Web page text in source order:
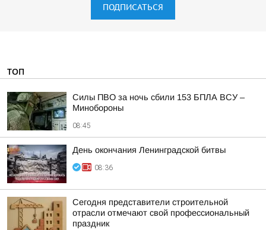
ПОДПИСАТЬСЯ
ТОП
Силы ПВО за ночь сбили 153 БПЛА ВСУ –
Минобороны
08:45
День окончания Ленинградской битвы
08:36
Сегодня представители строительной
отрасли отмечают свой профессиональный
праздник